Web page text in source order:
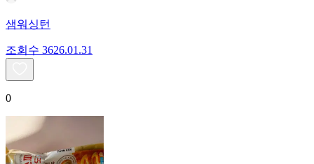
샘워싱턴
조회수 3626.01.31
0